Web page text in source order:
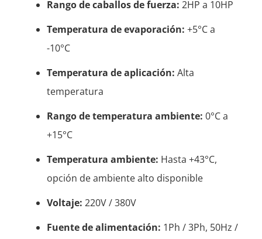
Rango de caballos de fuerza: 2HP a 10HP
Temperatura de evaporación: +5°C a
-10°C
Temperatura de aplicación: Alta
temperatura
Rango de temperatura ambiente: 0°C a
+15°C
Temperatura ambiente: Hasta +43°C,
opción de ambiente alto disponible
Voltaje: 220V / 380V
Fuente de alimentación: 1Ph / 3Ph, 50Hz /